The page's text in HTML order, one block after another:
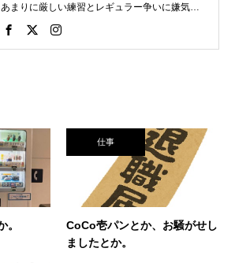
あまりに厳しい練習とレギュラー争いに嫌気が
さし、個人スポーツをやることに。 高校で見つ
素振りをした途端に、先輩に「センスなし」か
ら一刀両断。（笑） そんなテニスとの出会い
が、今に至り、テニスで生きているという不思
議な人生。 テニスを軸にたくさん勉強させても
らったことを駆使して、 テニス業界、スポーツ
ビジネス界で生きている今現在。 座右の銘は
「努力に勝る天才なし」 セミナー講師や研修も
。
仕事
CoCo壱パンとか、お騒がせし
ましたとか。